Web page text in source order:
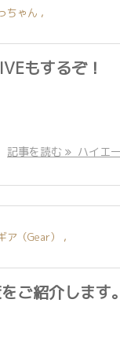
ちゃん ,
もするぞ！
記事を読む ハイエ
ア（Gear）
,
ご紹介します。